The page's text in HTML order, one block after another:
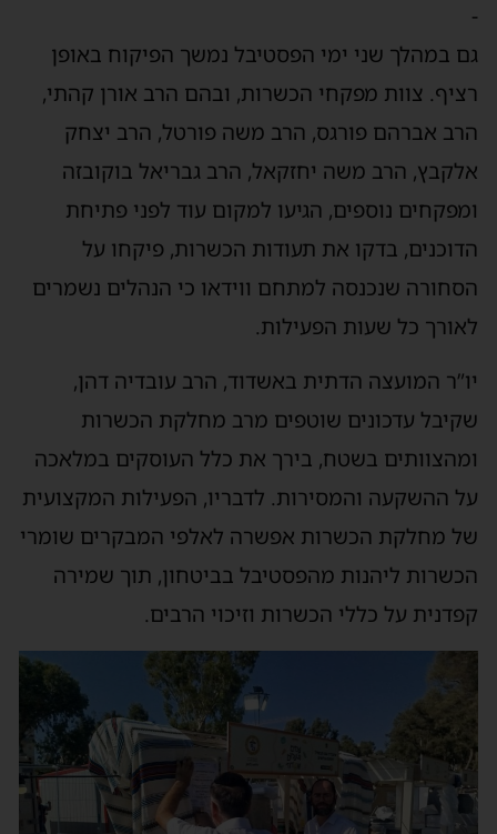
-
גם במהלך שני ימי הפסטיבל נמשך הפיקוח באופן
רציף. צוות מפקחי הכשרות, ובהם הרב אורן קהתי,
הרב אברהם פורגס, הרב משה פורטל, הרב יצחק
אלקבץ, הרב משה יחזקאל, הרב גבריאל בוקובזה
ומפקחים נוספים, הגיעו למקום עוד לפני פתיחת
הדוכנים, בדקו את תעודות הכשרות, פיקחו על
הסחורה שנכנסה למתחם ווידאו כי הנהלים נשמרים
לאורך כל שעות הפעילות.
יו”ר המועצה הדתית באשדוד, הרב עובדיה דהן,
שקיבל עדכונים שוטפים מרב מחלקת הכשרות
ומהצוותים בשטח, בירך את כלל העוסקים במלאכה
על ההשקעה והמסירות. לדבריו, הפעילות המקצועית
של מחלקת הכשרות אפשרה לאלפי המבקרים שומרי
הכשרות ליהנות מהפסטיבל בביטחון, תוך שמירה
קפדנית על כללי הכשרות וזיכוי הרבים.